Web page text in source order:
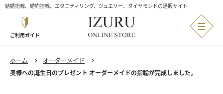
結婚指輪、婚約指輪、エタニティリング、ジュエリー、ダイヤモンドの通販サイト
ご利用ガイド
ホーム
オーダーメイド
奥様への誕生日のプレゼント オーダーメイドの指輪が完成しました。